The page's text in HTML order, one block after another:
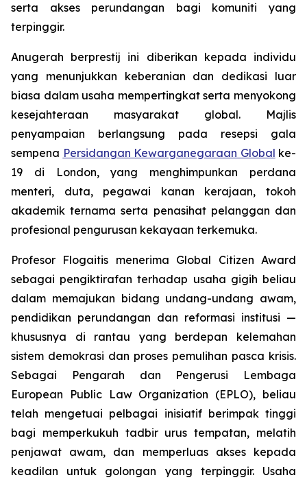
serta akses perundangan bagi komuniti yang
terpinggir.
Anugerah berprestij ini diberikan kepada individu
yang menunjukkan keberanian dan dedikasi luar
biasa dalam usaha mempertingkat serta menyokong
kesejahteraan masyarakat global. Majlis
penyampaian berlangsung pada resepsi gala
sempena Persidangan Kewarganegaraan Global ke-
19 di London, yang menghimpunkan perdana
menteri, duta, pegawai kanan kerajaan, tokoh
akademik ternama serta penasihat pelanggan dan
profesional pengurusan kekayaan terkemuka.
Profesor Flogaitis menerima Global Citizen Award
sebagai pengiktirafan terhadap usaha gigih beliau
dalam memajukan bidang undang-undang awam,
pendidikan perundangan dan reformasi institusi —
khususnya di rantau yang berdepan kelemahan
sistem demokrasi dan proses pemulihan pasca krisis.
Sebagai Pengarah dan Pengerusi Lembaga
European Public Law Organization (EPLO), beliau
telah mengetuai pelbagai inisiatif berimpak tinggi
bagi memperkukuh tadbir urus tempatan, melatih
penjawat awam, dan memperluas akses kepada
keadilan untuk golongan yang terpinggir. Usaha